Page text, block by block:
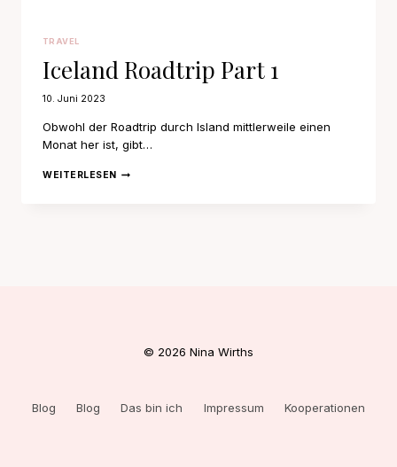
TRAVEL
Iceland Roadtrip Part 1
10. Juni 2023
Obwohl der Roadtrip durch Island mittlerweile einen
Monat her ist, gibt…
WEITERLESENICELAND
© 2026 Nina Wirths
Blog Blog Das bin ich Impressum Kooperationen